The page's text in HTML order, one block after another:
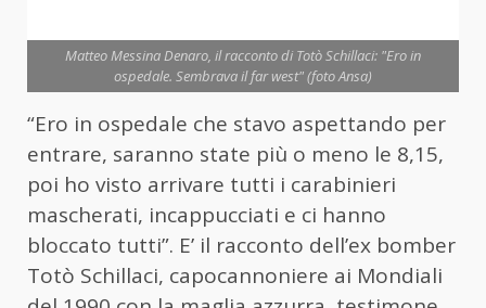
Matteo Messina Denaro, il racconto di Totò Schillaci: "Ero in
ospedale. Sembrava il far west" (foto Ansa)
“Ero in ospedale che stavo aspettando per
entrare, saranno state più o meno le 8,15,
poi ho visto arrivare tutti i carabinieri
mascherati, incappucciati e ci hanno
bloccato tutti”. E’ il racconto dell’ex bomber
Totò Schillaci, capocannoniere ai Mondiali